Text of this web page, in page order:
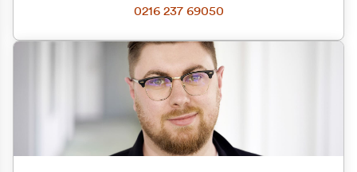
Zu welcher Kundengruppe
gehören Sie?
Privatkunde (inkl. MwSt.)
Geschäftskunde (exkl. MwSt.)
0216 237 69050